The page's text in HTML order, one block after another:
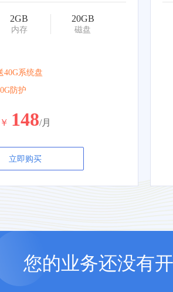
2GB
内存
20GB
磁盘
40G系统盘
防护
￥ 148/月
立即购买
您的业务还没有